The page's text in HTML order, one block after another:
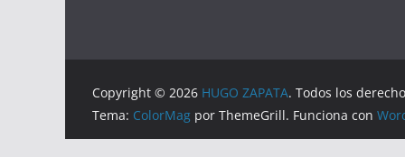
Copyright © 2026 HUGO ZAPATA. Todos los
Tema: ColorMag por ThemeGrill. Funciona con